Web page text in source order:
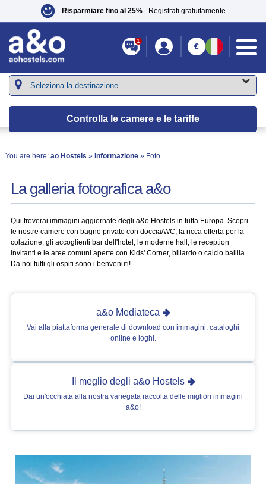
Risparmiare fino al 25% - Registrati gratuitamente
1
€
Controlla le camere e le tariffe
You are here: ao Hostels » Informazione » Foto
La galleria fotografica a&o
Qui troverai immagini aggiornate degli a&o Hostels in tutta Europa. Scopri
le nostre camere con bagno privato con doccia/WC, la ricca offerta per la
colazione, gli accoglienti bar dell'hotel, le moderne hall, le reception
invitanti e le aree comuni aperte con Kids' Corner, biliardo o calcio balilla.
Da noi tutti gli ospiti sono i benvenuti!
a&o Mediateca
Vai alla piattaforma generale di download con immagini, cataloghi
online e loghi.
Il meglio degli a&o Hostels
Dai un'occhiata alla nostra variegata raccolta delle migliori immagini
a&o!